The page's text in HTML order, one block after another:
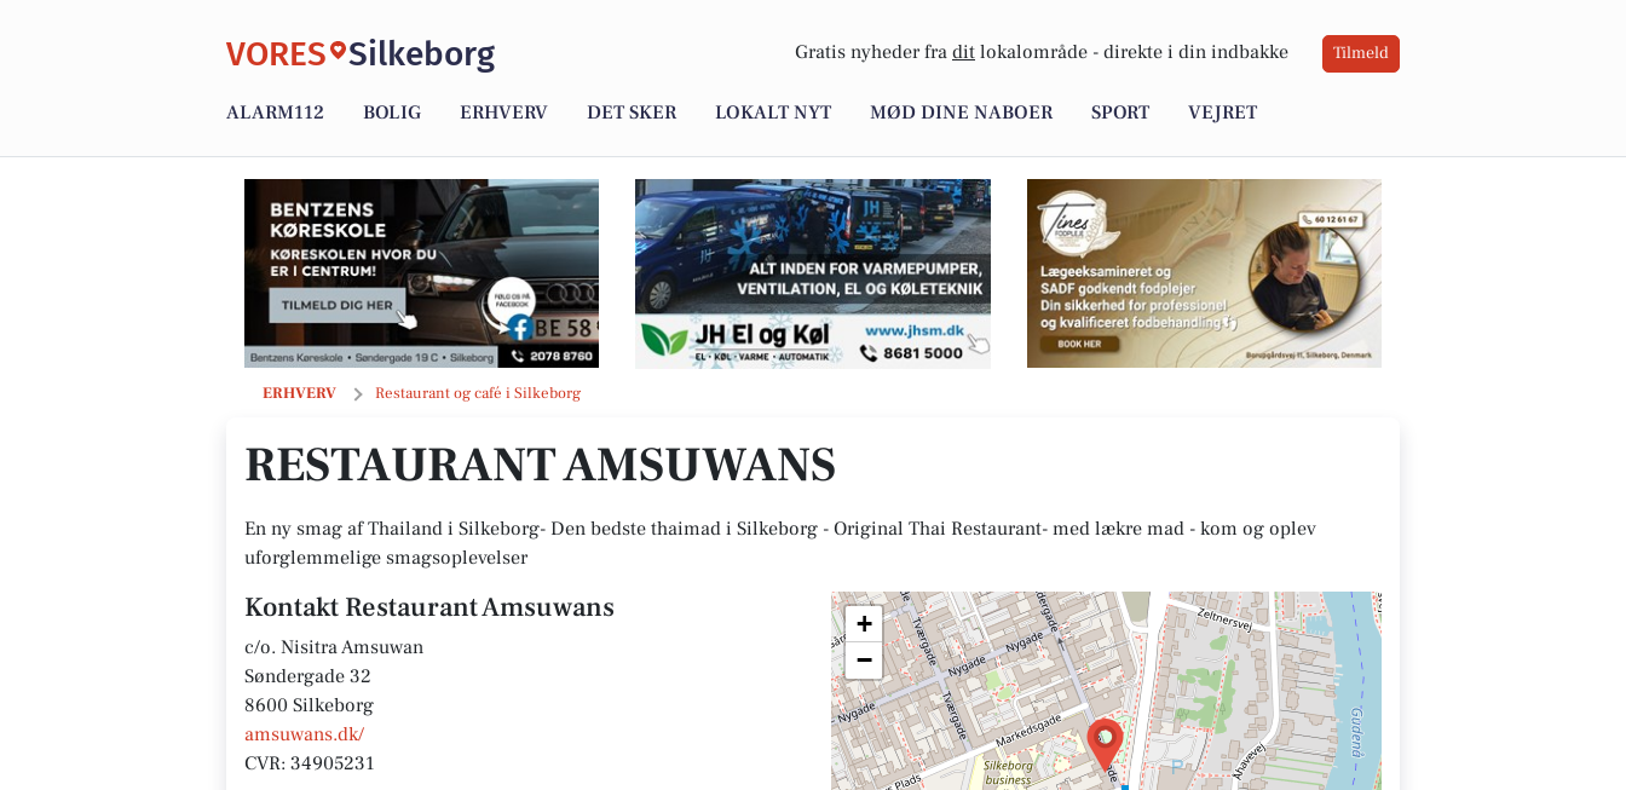
VORES Silkeborg Gratis nyheder fra dit lokalområde - direkte i din indbakke Tilmeld
ALARM112 BOLIG ERHVERV DET SKER LOKALT NYT MØD DINE NABOER SPORT VEJRET
ERHVERV Restaurant og café i Silkeborg
Restaurant Amsuwans
RESTAURANT AMSUWANS
En ny smag af Thailand i Silkeborg- Den bedste thaimad i Silkeborg - Original Thai Restaurant- med lækre mad - kom og oplev
uforglemmelige smagsoplevelser
Kontakt Restaurant Amsuwans
c/o. Nisitra Amsuwan
Søndergade 32
8600 Silkeborg
amsuwans.dk/
CVR: 34905231
+
−